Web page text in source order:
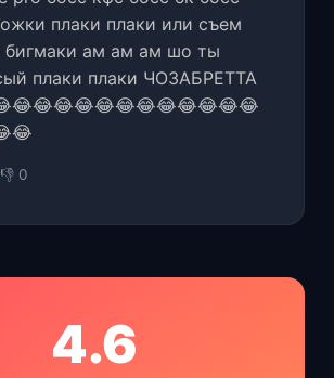
плаки плаки или съем
бигмаки ам ам ам шо ты
плаки плаки ЧОЗАБРЕТТА
👎 0
4.6